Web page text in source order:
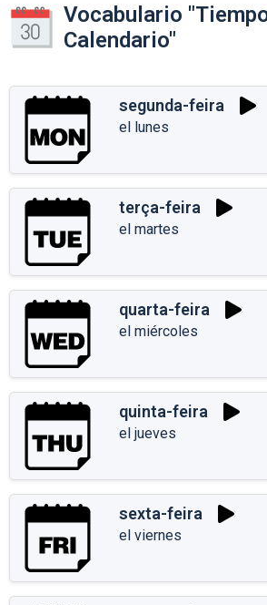
Vocabulario
Calendario"
segunda-feira
el lunes
terça-feira
el martes
quarta-feira
el miércoles
quinta-feira
el jueves
sexta-feira
el viernes